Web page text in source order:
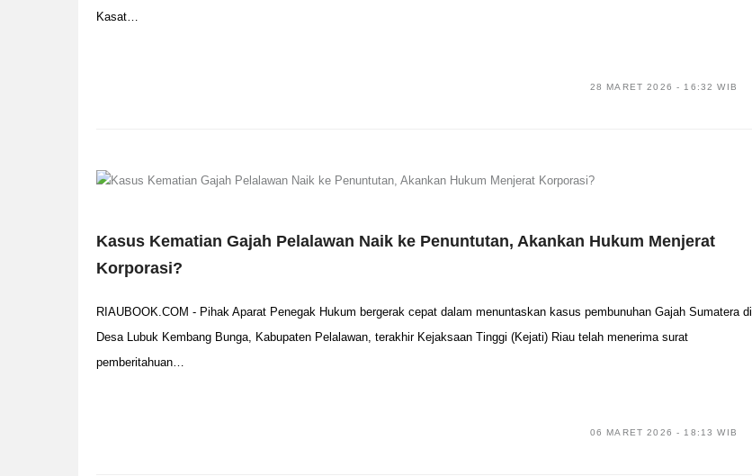
Kasat…
28 MARET 2026 - 16:32 WIB
Kasus Kematian Gajah Pelalawan Naik ke Penuntutan, Akankan Hukum Menjerat
Korporasi?
RIAUBOOK.COM - Pihak Aparat Penegak Hukum bergerak cepat dalam menuntaskan kasus pembunuhan Gajah Sumatera di
Desa Lubuk Kembang Bunga, Kabupaten Pelalawan, terakhir Kejaksaan Tinggi (Kejati) Riau telah menerima surat
pemberitahuan…
06 MARET 2026 - 18:13 WIB